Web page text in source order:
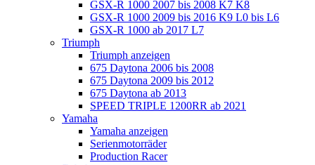
GSX-R 1000 2007 bis 2008 K7 K8
GSX-R 1000 2009 bis 2016 K9 L0 bis L6
GSX-R 1000 ab 2017 L7
Triumph
Triumph anzeigen
675 Daytona 2006 bis 2008
675 Daytona 2009 bis 2012
675 Daytona ab 2013
SPEED TRIPLE 1200RR ab 2021
Yamaha
Yamaha anzeigen
Serienmotorräder
Production Racer